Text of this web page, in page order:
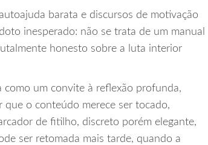
barata e discursos de motivação
inesperado: não se trata de um manual
honesto sobre a luta interior
como um convite à reflexão profunda,
que o conteúdo merece ser tocado,
de fitilho, discreto porém elegante,
ser retomada mais tarde, quando a